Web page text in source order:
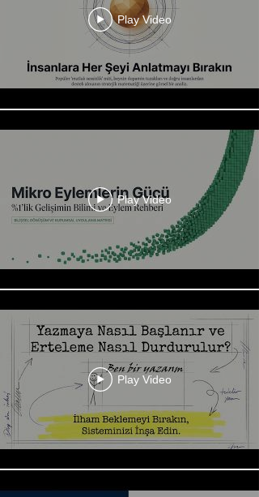
Play Video
Play Video
Play Video